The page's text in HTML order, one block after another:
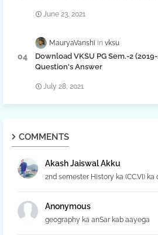
June 23, 2021
MauryaVanshi vksu
Download VKSU PG Sem.-2
Question's Answer
July 28, 2021
COMMENTS
Akash Jaiswal Akku
2nd semester History ka (CC.VI) ka
Anonymous
geography ka anSar kab aayega